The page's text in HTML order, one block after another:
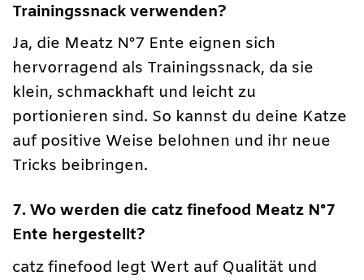
Trainingssnack verwenden?
Ja, die Meatz N°7 Ente eignen sich
hervorragend als Trainingssnack, da sie
klein, schmackhaft und leicht zu
portionieren sind. So kannst du deine Katze
auf positive Weise belohnen und ihr neue
Tricks beibringen.
7. Wo werden die catz finefood Meatz N°7
Ente hergestellt?
catz finefood legt Wert auf Qualität und